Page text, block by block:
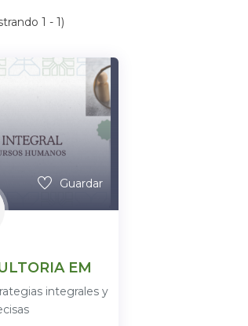
1 - 1)
Guardar
EM
integrales y